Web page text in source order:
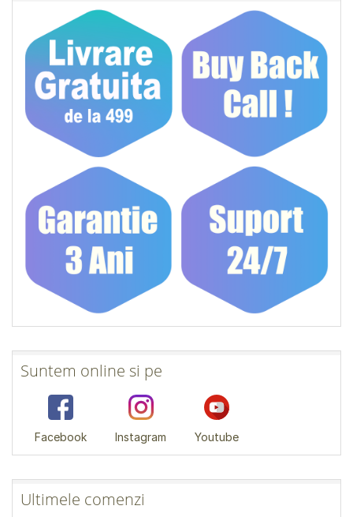
Suntem online si pe
Facebook Instagram Youtube
Ultimele comenzi